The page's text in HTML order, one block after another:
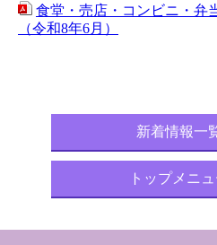
食堂・売店・コンビニ・弁
（令和8年6月）
新着情報一
トップメニ